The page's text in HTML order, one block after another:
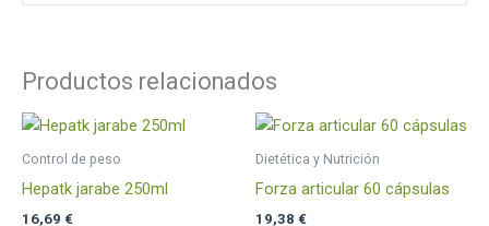
Productos relacionados
Control de peso
Hepatk jarabe 250ml
16,69 €
Dietética y Nutrición
Forza articular 60 cápsulas
19,38 €